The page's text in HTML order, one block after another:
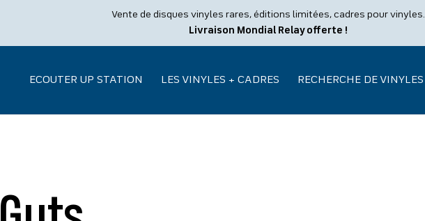
Vente de disques vinyles rares, éditions limitées, cadres pour vinyles.
Livraison Mondial Relay offerte !
ECOUTER UP STATION LES VINYLES + CADRES RECHERCHE DE VINYLES